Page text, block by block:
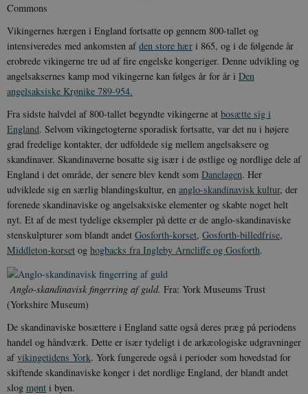
Commons
Vikingernes hærgen i England fortsatte op gennem 800-tallet og
intensiveredes med ankomsten afden store hær i 865, og i de følgende år
erobrede vikingerne tre ud af fire engelske kongeriger. Denne udvikling og
angelsaksernes kamp mod vikingerne kan følges år for år i Den
angelsaksiske Krønike 789-954.
Fra sidste halvdel af 800-tallet begyndte vikingerne at bosætte sig i
England. Selvom vikingetogterne sporadisk fortsatte, var det nu i højere
grad fredelige kontakter, der udfoldede sig mellem angelsaksere og
skandinaver. Skandinaverne bosatte sig især i de østlige og nordlige dele af
England i det område, der senere blev kendt som Danelagen. Her
udviklede sig en særlig blandingskultur, en anglo-skandinavisk kultur, der
forenede skandinaviske og angelsaksiske elementer og skabte noget helt
nyt. Et af de mest tydelige eksempler på dette er de anglo-skandinaviske
stenskulpturer som blandt andet Gosforth-korset, Gosforth-billedfrise,
Middleton-korset og hogbacks fra Ingleby Arncliffe og Gosforth.
Anglo-skandinavisk fingerring af guld. Fra: York Museums Trust
(Yorkshire Museum)
De skandinaviske bosættere i England satte også deres præg på periodens
handel og håndværk. Dette er især tydeligt i de arkæologiske udgravninger
afvikingetidens York. York fungerede også i perioder som hovedstad for
skiftende skandinaviske konger i det nordlige England, der blandt andet
slog mønt i byen.